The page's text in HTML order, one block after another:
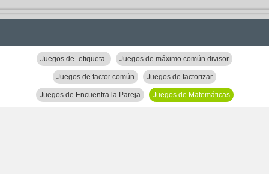
Juegos de -etiqueta- Juegos de máximo común divisor
Juegos de factor común Juegos de factorizar
Juegos de Encuentra la Pareja Juegos de Matemáticas